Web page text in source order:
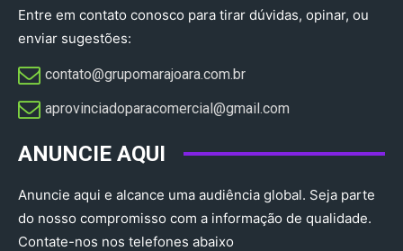
Entre em contato conosco para tirar dúvidas, opinar, ou
enviar sugestões:
contato@grupomarajoara.com.br
aprovinciadoparacomercial@gmail.com​
ANUNCIE AQUI
Anuncie aqui e alcance uma audiência global. Seja parte
do nosso compromisso com a informação de qualidade.
Contate-nos nos telefones abaixo